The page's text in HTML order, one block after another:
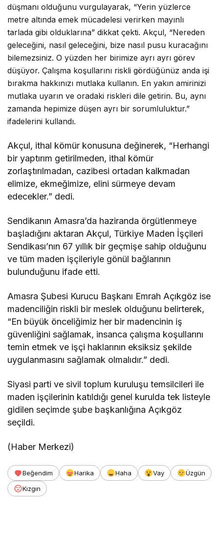
düşmanı olduğunu vurgulayarak, “Yerin yüzlerce
metre altında emek mücadelesi verirken mayınlı
tarlada gibi olduklarına” dikkat çekti. Akçul, “Nereden
geleceğini, nasıl geleceğini, bize nasıl pusu kuracağını
bilemezsiniz. O yüzden her birimize ayrı ayrı görev
düşüyor. Çalışma koşullarını riskli gördüğünüz anda işi
bırakma hakkınızı mutlaka kullanın. En yakın amirinizi
mutlaka uyarın ve oradaki riskleri dile getirin. Bu, aynı
zamanda hepimize düşen ayrı bir sorumluluktur.”
ifadelerini kullandı.
Akçul, ithal kömür konusuna değinerek, “Herhangi
bir yaptırım getirilmeden, ithal kömür
zorlaştırılmadan, cazibesi ortadan kalkmadan
elimize, ekmeğimize, elini sürmeye devam
edecekler.” dedi.
Sendikanın Amasra’da haziranda örgütlenmeye
başladığını aktaran Akçul, Türkiye Maden İşçileri
Sendikası’nın 67 yıllık bir geçmişe sahip olduğunu
ve tüm maden işçileriyle gönül bağlarının
bulunduğunu ifade etti.
Amasra Şubesi Kurucu Başkanı Emrah Açıkgöz ise
madenciliğin riskli bir meslek olduğunu belirterek,
“En büyük önceliğimiz her bir madencinin iş
güvenliğini sağlamak, insanca çalışma koşullarını
temin etmek ve işçi haklarının eksiksiz şekilde
uygulanmasını sağlamak olmalıdır.” dedi.
Siyasi parti ve sivil toplum kuruluşu temsilcileri ile
maden işçilerinin katıldığı genel kurulda tek listeyle
gidilen seçimde şube başkanlığına Açıkgöz
seçildi.
(Haber Merkezi)
Beğendim Harika Haha Vay
Üzgün
Kızgın